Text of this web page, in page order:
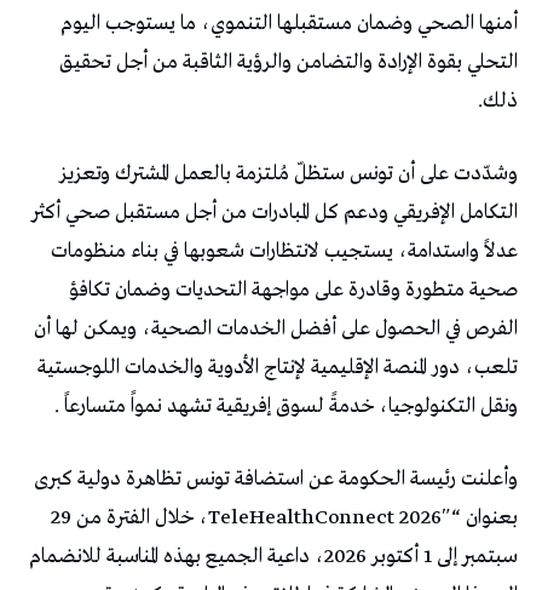
أمنها الصحي وضمان مستقبلها التنموي، ما يستوجب اليوم
التحلي بقوة الإرادة والتضامن والرؤية الثاقبة من أجل تحقيق
ذلك.
وشدّدت على أن تونس ستظلّ مُلتزمة بالعمل المشترك وتعزيز
التكامل الإفريقي ودعم كل المبادرات من أجل مستقبل صحي أكثر
عدلاً واستدامة، يستجيب لانتظارات شعوبها في بناء منظومات
صحية متطورة وقادرة على مواجهة التحديات وضمان تكافؤ
الفرص في الحصول على أفضل الخدمات الصحية، ويمكن لها أن
تلعب، دور المنصة الإقليمية لإنتاج الأدوية والخدمات اللوجستية
ونقل التكنولوجيا، خدمةً لسوق إفريقية تشهد نمواً متسارعاً .
وأعلنت رئيسة الحكومة عن استضافة تونس تظاهرة دولية كبرى
بعنوان “TeleHealthConnect 2026″، خلال الفترة من 29
سبتمبر إلى 1 أكتوبر 2026، داعية الجميع بهذه المناسبة للانضمام